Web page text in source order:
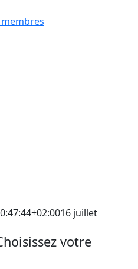
membres
16 juillet
Page
votre